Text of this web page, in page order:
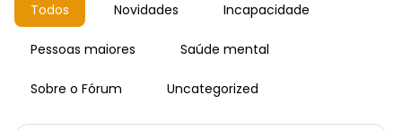
Todos Novidades Incapacidade
Pessoas maiores Saúde mental
Sobre o Fórum Uncategorized